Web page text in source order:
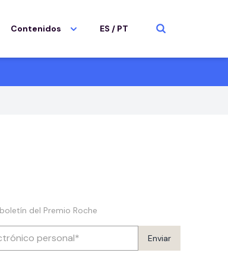
Contenidos ES / PT
del Premio Roche
Enviar